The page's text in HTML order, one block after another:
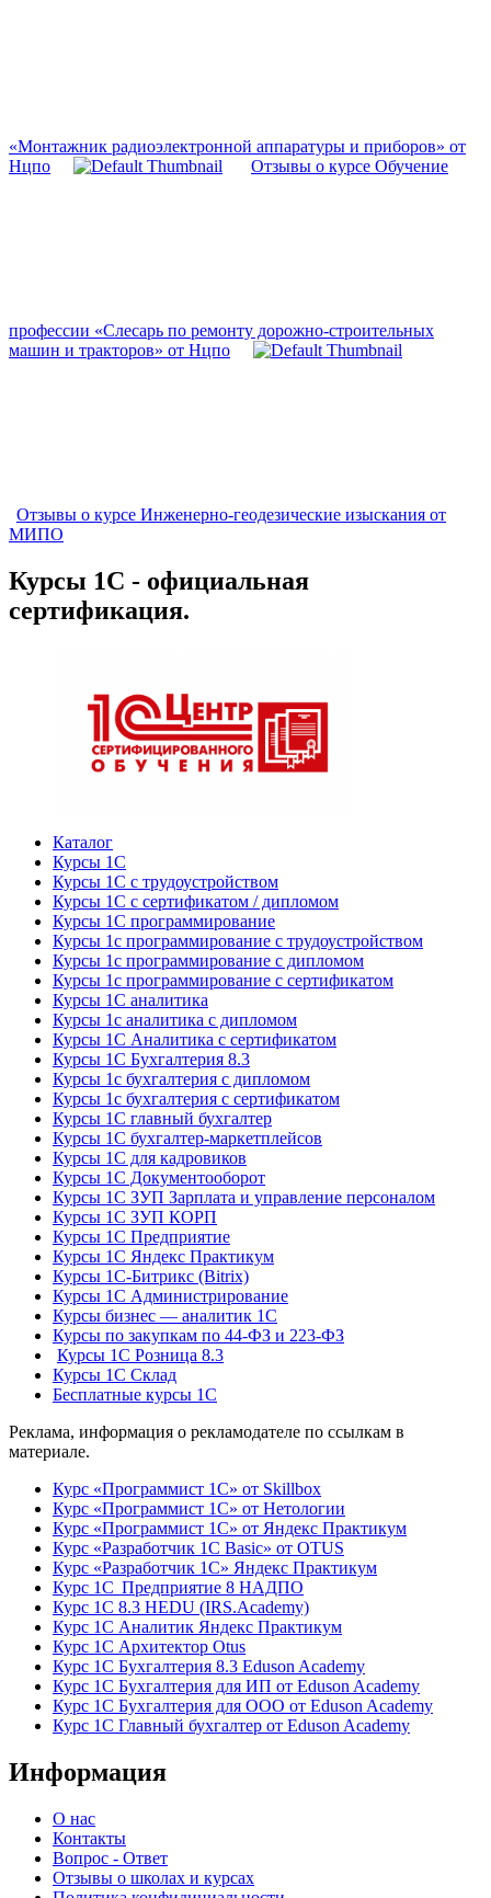
«Монтажник радиоэлектронной аппаратуры и приборов» от
Нцпо
Отзывы о курсе Обучение
профессии «Слесарь по ремонту дорожно-строительных
машин и тракторов» от Нцпо
Отзывы о курсе Инженерно-геодезические изыскания от
МИПО
Курсы 1С - официальная
сертификация.
Каталог
Курсы 1С
Курсы 1С с трудоустройством
Курсы 1С с сертификатом / дипломом
Курсы 1С программирование
Курсы 1с программирование с трудоустройством
Курсы 1с программирование с дипломом
Курсы 1с программирование с сертификатом
Курсы 1С аналитика
Курсы 1с аналитика с дипломом
Курсы 1С Аналитика с сертификатом
Курсы 1С Бухгалтерия 8.3
Курсы 1с бухгалтерия с дипломом
Курсы 1с бухгалтерия с сертификатом
Курсы 1С главный бухгалтер
Курсы 1С бухгалтер-маркетплейсов
Курсы 1С для кадровиков
Курсы 1С Документооборот
Курсы 1С ЗУП Зарплата и управление персоналом
Курсы 1С ЗУП КОРП
Курсы 1С Предприятие
Курсы 1С Яндекс Практикум
Курсы 1С-Битрикс (Bitrix)
Курсы 1С Администрирование
Курсы бизнес — аналитик 1С
Курсы по закупкам по 44‑ФЗ и 223‑ФЗ
Курсы 1С Розница 8.3
Курсы 1С Склад
Бесплатные курсы 1С
Реклама, информация о рекламодателе по ссылкам в
материале.
Курс «Программист 1С» от Skillbox
Курс «Программист 1С» от Нетологии
Курс «Программист 1С» от Яндекс Практикум
Курс «Разработчик 1С Basic» от OTUS
Курс «Разработчик 1С» Яндекс Практикум
Курс 1С Предприятие 8 НАДПО
Курс 1С 8.3 HEDU (IRS.Academy)
Курс 1С Аналитик Яндекс Практикум
Курс 1С Архитектор Otus
Курс 1С Бухгалтерия 8.3 Eduson Academy
Курс 1С Бухгалтерия для ИП от Eduson Academy
Курс 1С Бухгалтерия для ООО от Eduson Academy
Курс 1С Главный бухгалтер от Eduson Academy
Информация
О нас
Контакты
Вопрос - Ответ
Отзывы о школах и курсах